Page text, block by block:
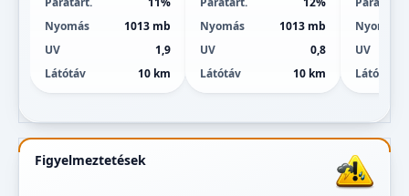
Nyomás
1013 mb
UV
1,9
Látótáv
10 km
Nyomás
1013 mb
UV
0,8
Látótáv
10 km
Nyomás
UV
Látótáv
Figyelmeztetések